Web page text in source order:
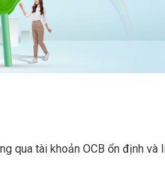
qua tài khoản OCB ổn định và